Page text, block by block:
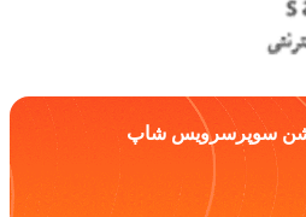
سوپرسرویس شاپ